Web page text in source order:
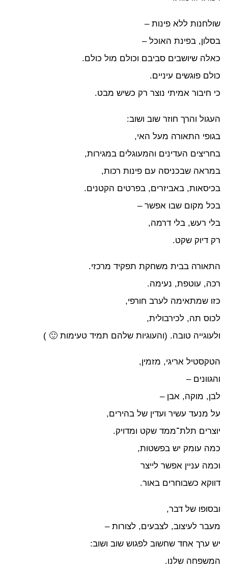
ללא פינות –
בפינת האוכל –
שיושבים סביבם וכולם מול כולם.
פוגשים עיניים.
חיבור אמיתי נוצר רק כשיש מבט.
והרך חוזר שוב ושוב:
התאורה מעל האי,
העדינים והמעוגלים במגירות,
שבכניסה עם פינות רכות,
באביזרים, בפרטים הקטנים.
מקום שבו אפשר –
רעש, בלי דרמה,
דיוק שקט.
בבית משחקת תפקיד מרכזי.
עוטפת, נעימה.
שמתאימה לערב חורפי,
תה, לכירבולית,
טובה. (והעוגיות שלהם תמיד טעימות 🙂 )
אריגי, מזמין,
–
מוקה, אבן –
מנעד עשיר ועדין של בהירים,
תלת־ממד שקט ומדויק.
עומק יש בפשטות,
עניין אפשר לייצר
כשבוחרים באור.
של דבר,
לעיצוב, לצבעים, לצורות –
ערך אחד שחשוב לפגוש שוב ושוב:
שלנו.